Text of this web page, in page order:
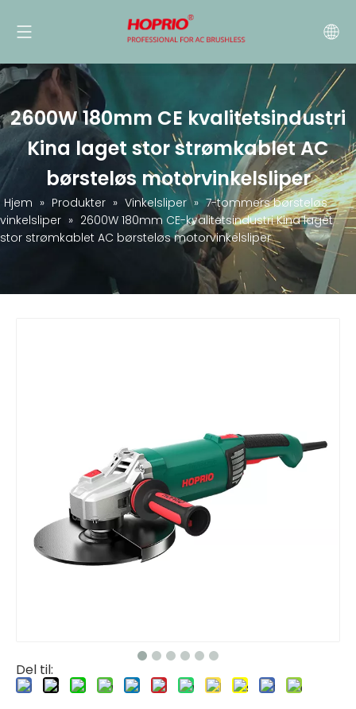
2600W 180mm CE kvalitetsindustri
Kina laget stor strømkablet AC
børsteløs motorvinkelsliper
Hjem » Produkter » Vinkelsliper » 7-tommers børsteløs
vinkelsliper » 2600W 180mm CE-kvalitetsindustri Kina laget
stor strømkablet AC børsteløs motorvinkelsliper
Del til: